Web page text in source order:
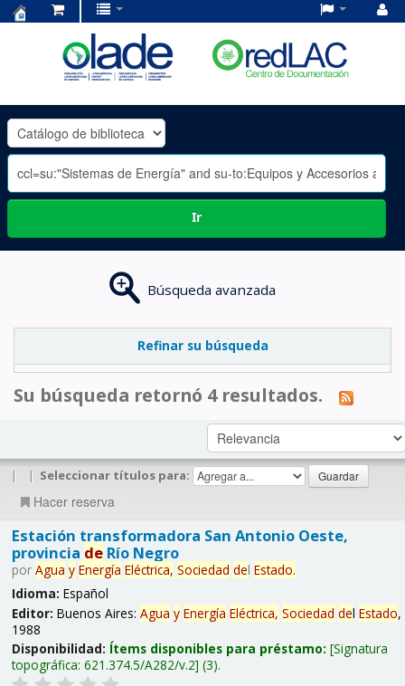
OLADE
-
Ir
Búsqueda avanzada
Refinar su búsqueda
Su búsqueda retornó 4 resultados.
| | Seleccionar títulos para:
Hacer reserva
Estación transformadora San Antonio Oeste,
provincia deRío Negro
por Agua y Energía Eléctrica, Sociedad del Estado.
Idioma: Español
Editor: Buenos Aires: Agua y Energía Eléctrica, Sociedad del Estado,
1988
Disponibilidad: Ítems disponibles para préstamo: Signatura
topográfica: 621.374.5/A282/v.2 (3).